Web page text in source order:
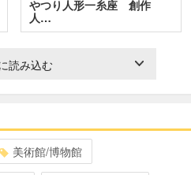
やつり人形一糸座 創作
人…
読み込む
美術館/博物館